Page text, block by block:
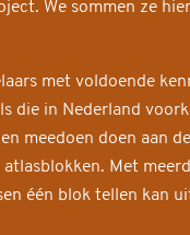
We sommen ze
met voldoende
die in Nederland
meedoen doen aan
atlasblokken. Met
één blok tellen kan